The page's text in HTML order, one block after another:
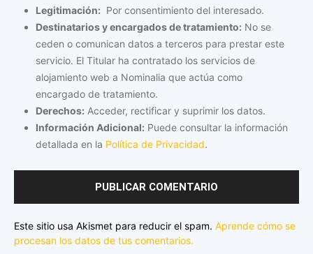
Legitimación: Por consentimiento del interesado.
Destinatarios y encargados de tratamiento: No se
ceden o comunican datos a terceros para prestar este
servicio. El Titular ha contratado los servicios de
alojamiento web a Nominalia que actúa como
encargado de tratamiento.
Derechos: Acceder, rectificar y suprimir los datos.
Información Adicional: Puede consultar la información
detallada en la Política de Privacidad.
Este sitio usa Akismet para reducir el spam. Aprende cómo se
procesan los datos de tus comentarios.